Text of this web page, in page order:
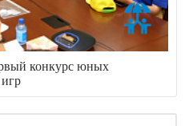
конкурс юных